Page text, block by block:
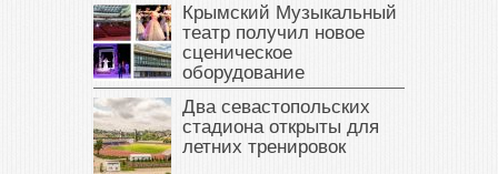
Крымский Музыкальный
театр получил новое
сценическое
оборудование
Два севастопольских
стадиона открыты для
летних тренировок